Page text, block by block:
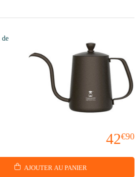
de
42€90
AJOUTER AU PANIER